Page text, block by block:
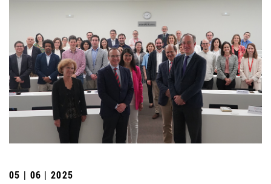
05 | 06 | 2025